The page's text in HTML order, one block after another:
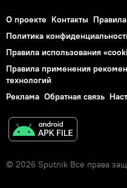
О проекте Контакты
Политика
Правила использования
Правила применения
технологий
Реклама Обратная связь
© 2026 Sputnik Все права